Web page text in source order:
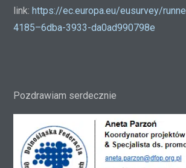
link:https://ec.europa.eu/eusurvey/
4185–6dba-3933-da0ad990798e
Pozdrawiam serdecznie